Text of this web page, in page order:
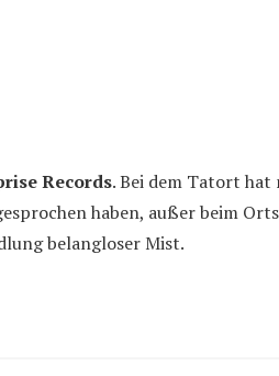
Records. Bei dem Tatort
haben, außer beim
belangloser Mist.